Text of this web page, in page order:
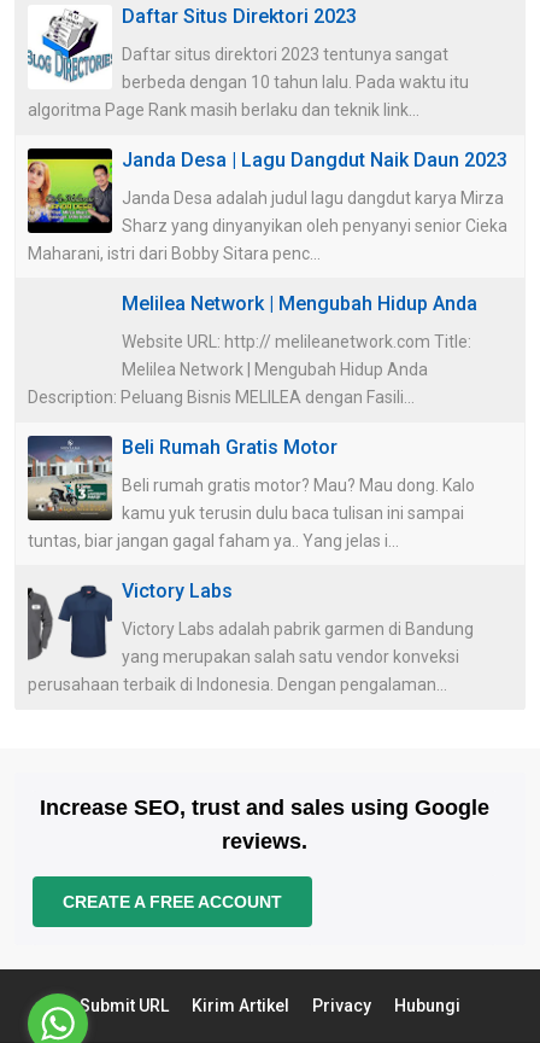
Daftar Situs Direktori 2023
Daftar situs direktori 2023 tentunya sangat
berbeda dengan 10 tahun lalu. Pada waktu itu
algoritma Page Rank masih berlaku dan teknik link...
Janda Desa | Lagu Dangdut Naik Daun 2023
Janda Desa adalah judul lagu dangdut karya Mirza
Sharz yang dinyanyikan oleh penyanyi senior Cieka
Maharani, istri dari Bobby Sitara penc...
Melilea Network | Mengubah Hidup Anda
Website URL: http:// melileanetwork.com Title:
Melilea Network | Mengubah Hidup Anda
Description: Peluang Bisnis MELILEA dengan Fasili...
Beli Rumah Gratis Motor
Beli rumah gratis motor? Mau? Mau dong. Kalo
kamu yuk terusin dulu baca tulisan ini sampai
tuntas, biar jangan gagal faham ya.. Yang jelas i...
Victory Labs
Victory Labs adalah pabrik garmen di Bandung
yang merupakan salah satu vendor konveksi
perusahaan terbaik di Indonesia. Dengan pengalaman...
Increase SEO, trust and sales using Google
reviews.
CREATE A FREE ACCOUNT
Submit URL Kirim Artikel Privacy Hubungi